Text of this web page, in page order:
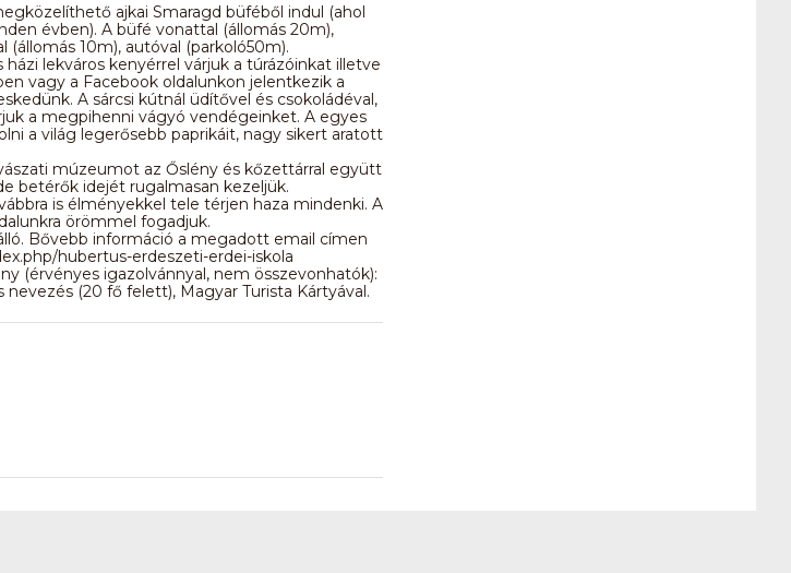
ajkai Smaragd büféből indul (ahol
évben). A büfé vonattal (állomás 20m),
(állomás 10m), autóval (parkoló50m).
házi lekváros kenyérrel várjuk a túrázóinkat illetve
vagy a Facebook oldalunkon jelentkezik a
A sárcsi kútnál üdítővel és csokoládéval,
a megpihenni vágyó vendégeinket. A egyes
a világ legerősebb paprikáit, nagy sikert aratott
múzeumot az Őslény és kőzettárral együtt
betérők idejét rugalmasan kezeljük.
is élményekkel tele térjen haza mindenki. A
örömmel fogadjuk.
Bővebb információ a megadott email címen
hubertus-erdeszeti-erdei-iskola
(érvényes igazolvánnyal, nem összevonhatók):
nevezés (20 fő felett), Magyar Turista Kártyával.